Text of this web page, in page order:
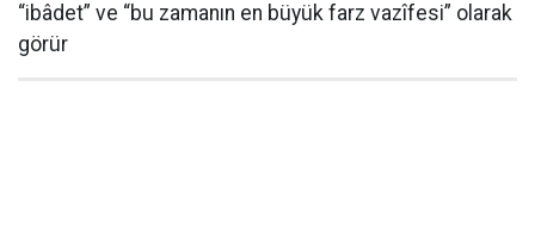
“ibâdet” ve “bu zamanın en büyük farz vazîfesi” olarak
görür